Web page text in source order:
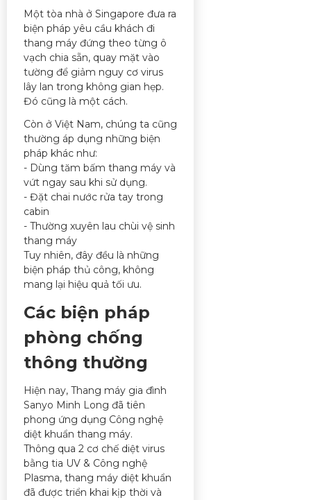
Một tòa nhà ở Singapore đưa ra
biện pháp yêu cầu khách đi
thang máy đứng theo từng ô
vạch chia sẵn, quay mặt vào
tường để giảm nguy cơ virus
lây lan trong không gian hẹp.
Đó cũng là một cách.
Còn ở Việt Nam, chúng ta cũng
thường áp dụng những biện
pháp khác như:
- Dùng tăm bấm thang máy và
vứt ngay sau khi sử dụng.
- Đặt chai nước rửa tay trong
cabin
- Thường xuyên lau chùi vệ sinh
thang máy
Tuy nhiên, đây đều là những
biện pháp thủ công, không
mang lại hiệu quả tối ưu.
Các biện pháp
phòng chống
thông thường
Hiện nay, Thang máy gia đình
Sanyo Minh Long đã tiên
phong ứng dụng Công nghệ
diệt khuẩn thang máy.
Thông qua 2 cơ chế diệt virus
bằng tia UV & Công nghệ
Plasma, thang máy diệt khuẩn
đã được triển khai kịp thời và